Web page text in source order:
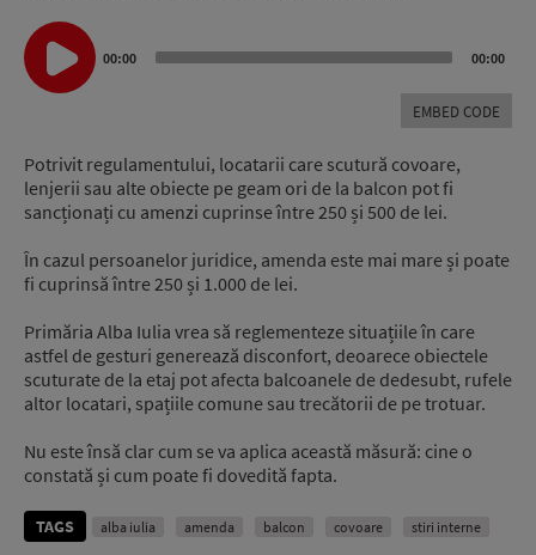
Audio
Player
00:00 00:00
EMBED CODE
Potrivit regulamentului, locatarii care scutură covoare,
lenjerii sau alte obiecte pe geam ori de la balcon pot fi
sancționați cu amenzi cuprinse între 250 și 500 de lei.
În cazul persoanelor juridice, amenda este mai mare și poate
fi cuprinsă între 250 și 1.000 de lei.
Primăria Alba Iulia vrea să reglementeze situațiile în care
astfel de gesturi generează disconfort, deoarece obiectele
scuturate de la etaj pot afecta balcoanele de dedesubt, rufele
altor locatari, spațiile comune sau trecătorii de pe trotuar.
Nu este însă clar cum se va aplica această măsură: cine o
constată și cum poate fi dovedită fapta.
TAGS alba iulia amenda balcon covoare stiri interne